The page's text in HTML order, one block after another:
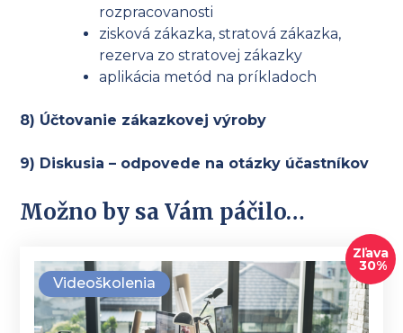
rozpracovanosti
zisková zákazka, stratová zákazka,
rezerva zo stratovej zákazky
aplikácia metód na príkladoch
8) Účtovanie zákazkovej výroby
9) Diskusia – odpovede na otázky účastníkov
Možno by sa Vám páčilo…
Videoškolenia
Zľava
30%